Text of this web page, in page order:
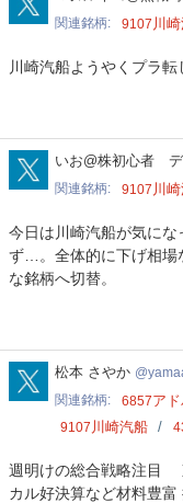
関連銘柄
9107 川
川崎汽船ようやくプラ転
kabu_eri
いお@株初心者
関連銘柄
9107 川
今日は川崎汽船が気に
ず…。全体的に下げ相場
な銘柄へ切替。
yamaasu4973
松本 さやか
関連銘柄
6857ア
9107 川崎汽船
週明けの総合戦略注目
カル好決算など材料